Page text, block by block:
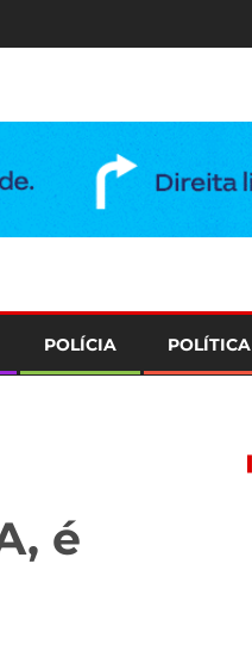
POLÍCIA POLÍTICA
é